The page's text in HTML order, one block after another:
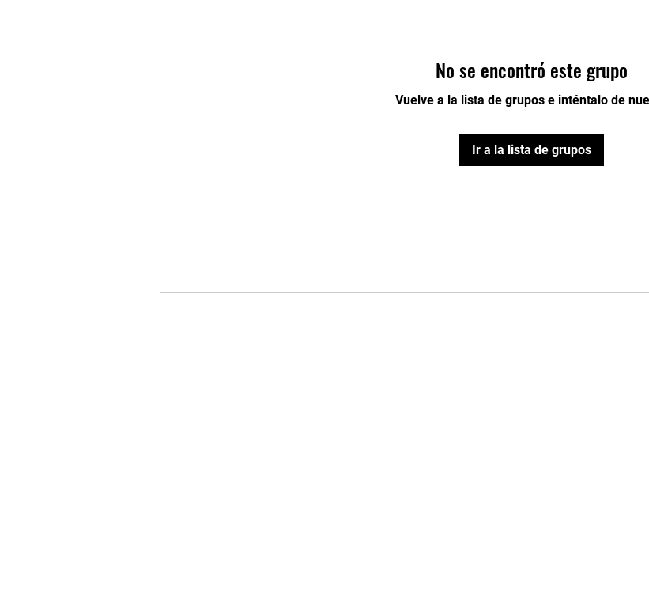
No se encontró este grupo
Vuelve a la lista de grupos e inténtalo de
Ir a la lista de grupos